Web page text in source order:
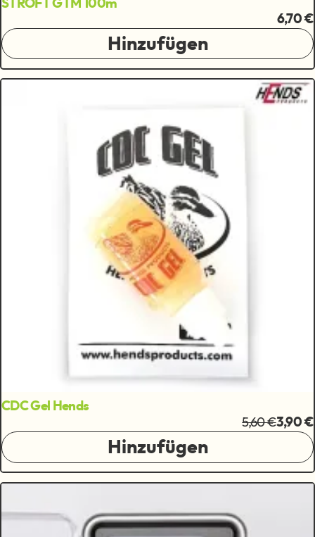
STROFT GTM 100m
6,70 €
Hinzufügen
CDC Gel Hends
5,60 €3,90 €
Hinzufügen